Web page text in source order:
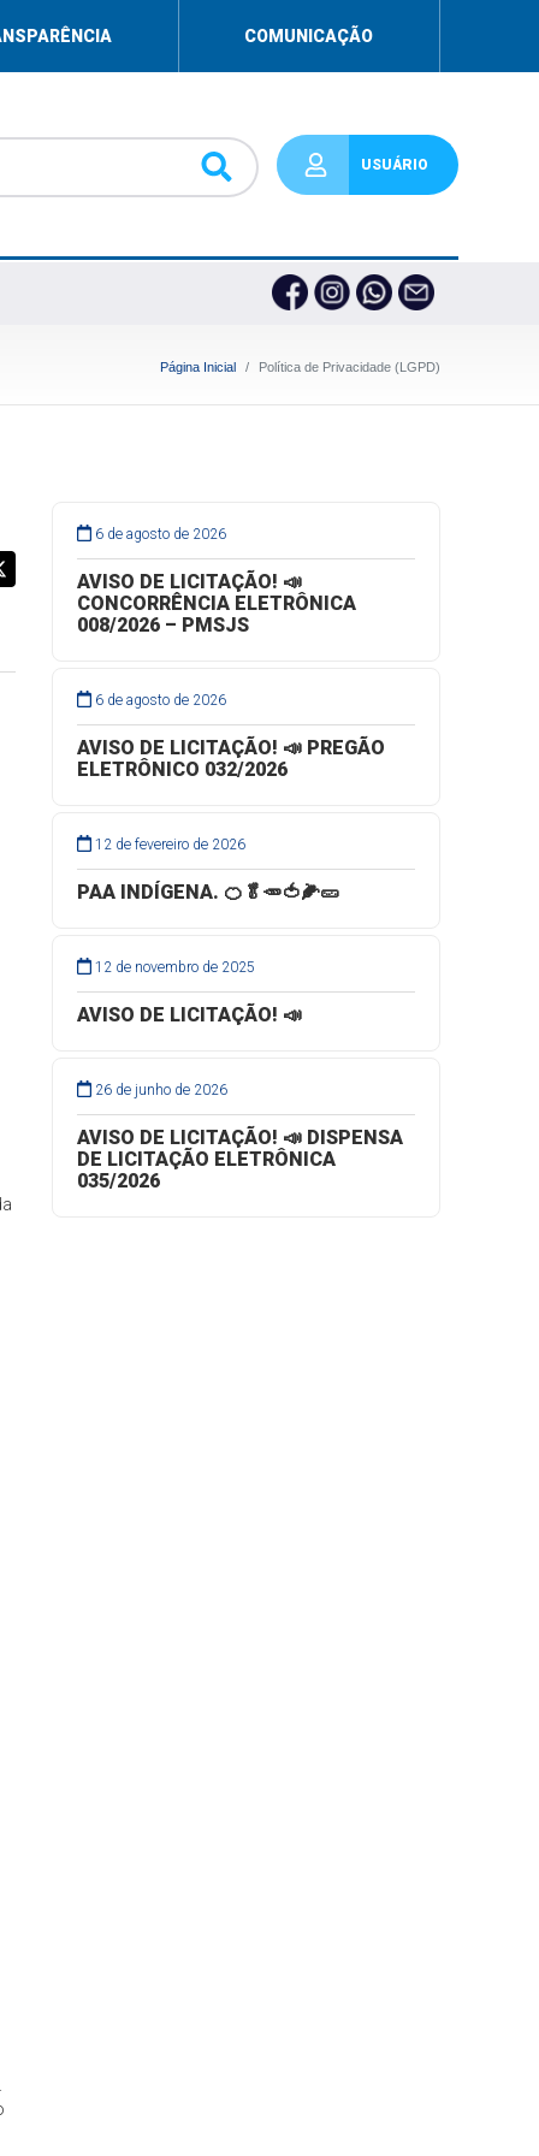
COMUNICAÇÃO
USUÁRIO
Página Inicial Política de Privacidade (LGPD)
6 de agosto de 2026
AVISO DE LICITAÇÃO! 📣
CONCORRÊNCIA ELETRÔNICA
008/2026 – PMSJS
6 de agosto de 2026
AVISO DE LICITAÇÃO! 📣 PREGÃO
ELETRÔNICO 032/2026
12 de fevereiro de 2026
PAA INDÍGENA. 🍊🥬🥕🍅🌽🥒
12 de novembro de 2025
AVISO DE LICITAÇÃO! 📣
26 de junho de 2026
AVISO DE LICITAÇÃO! 📣 DISPENSA
DE LICITAÇÃO ELETRÔNICA
035/2026